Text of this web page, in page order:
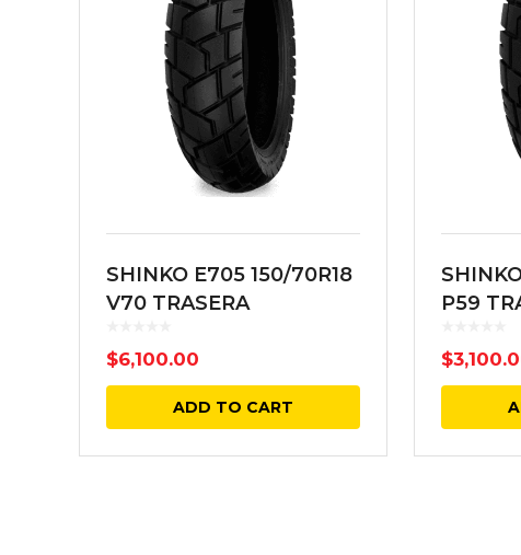
SHINKO E705 150/70R18
V70 TRASERA
$6,100.00
ADD TO CART
P59
$